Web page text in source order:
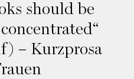
should be
– Kurzprosa